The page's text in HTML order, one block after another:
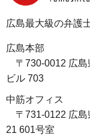
広島最大級の弁護
広島本部
〒730-0012 広島
ビル 703
中筋オフィス
〒731-0122 広島
21 601号室